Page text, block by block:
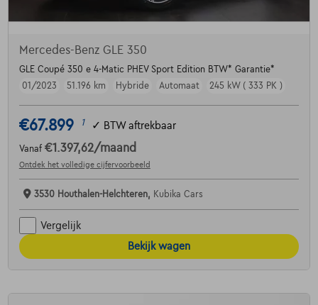
Mercedes-Benz GLE 350
GLE Coupé 350 e 4-Matic PHEV Sport Edition BTW* Garantie*
01/2023
51.196 km Hybride Automaat 245 kW ( 333 PK )
€67.899 1 ✓ BTW aftrekbaar
Vanaf €1.397,62/maand
Ontdek het volledige cijfervoorbeeld
3530 Houthalen-Helchteren, Kubika Cars
Vergelijk
Bekijk wagen